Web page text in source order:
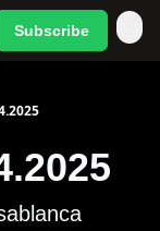
Subscribe